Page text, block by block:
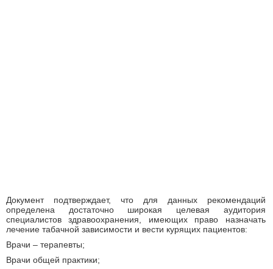
Документ подтверждает, что для данных рекомендаций
определена достаточно широкая целевая аудитория
специалистов здравоохранения, имеющих право назначать
лечение табачной зависимости и вести курящих пациентов:
Врачи – терапевты;
Врачи общей практики;